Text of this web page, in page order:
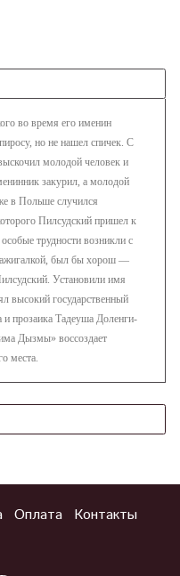
во время его именин
но не нашел спичек. С
молодой человек и
закурил, а молодой
в Польше случился
Пилсудский пришел к
трудности возникли с
был бы хорош —
Установили имя
высокий государственный
и прозаика Тадеуша Доленги-
Дызмы» воссоздает
места.
Оплата Контакты